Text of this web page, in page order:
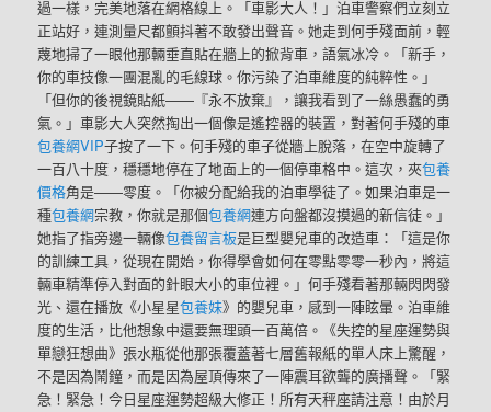
過一樣，完美地落在網格線上。「車影大人！」泊車警察們立刻立
正站好，連測量尺都顫抖著不敢發出聲音。她走到何手殘面前，輕
蔑地掃了一眼他那輛垂直貼在牆上的掀背車，語氣冰冷。「新手，
你的車技像一團混亂的毛線球。你污染了泊車維度的純粹性。」
「但你的後視鏡貼紙——『永不放棄』，讓我看到了一絲愚蠢的勇
氣。」車影大人突然掏出一個像是遙控器的裝置，對著何手殘的車
包養網VIP子按了一下。何手殘的車子從牆上脫落，在空中旋轉了
一百八十度，穩穩地停在了地面上的一個停車格中。這次，夾包養
價格角是——零度。「你被分配給我的泊車學徒了。如果泊車是一
種包養網宗教，你就是那個包養網連方向盤都沒摸過的新信徒。」
她指了指旁邊一輛像包養留言板是巨型嬰兒車的改造車：「這是你
的訓練工具，從現在開始，你得學會如何在零點零零一秒內，將這
輛車精準停入對面的針眼大小的車位裡。」何手殘看著那輛閃閃發
光、還在播放《小星星包養妹》的嬰兒車，感到一陣眩暈。泊車維
度的生活，比他想象中還要無理頭一百萬倍。《失控的星座運勢與
單戀狂想曲》張水瓶從他那張覆蓋著七層舊報紙的單人床上驚醒，
不是因為鬧鐘，而是因為屋頂傳來了一陣震耳欲聾的廣播聲。「緊
急！緊急！今日星座運勢超級大修正！所有天秤座請注意！由於月